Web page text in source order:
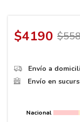
$4190 $
Envío a
Envío en
Nacional